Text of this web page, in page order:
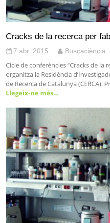
Cracks de la recerca per
7 abr. 2015 Buscaciència
Cicle de conferències “Cracks de la
organitza la Residència
de Recerca de Catalunya (CERCA).
Llegeix-ne més…